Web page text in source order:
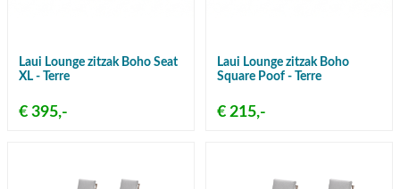
Laui Lounge zitzak Boho Seat
XL - Terre
€ 395,-
Laui Lounge zitzak Boho
Square Poof - Terre
€ 215,-